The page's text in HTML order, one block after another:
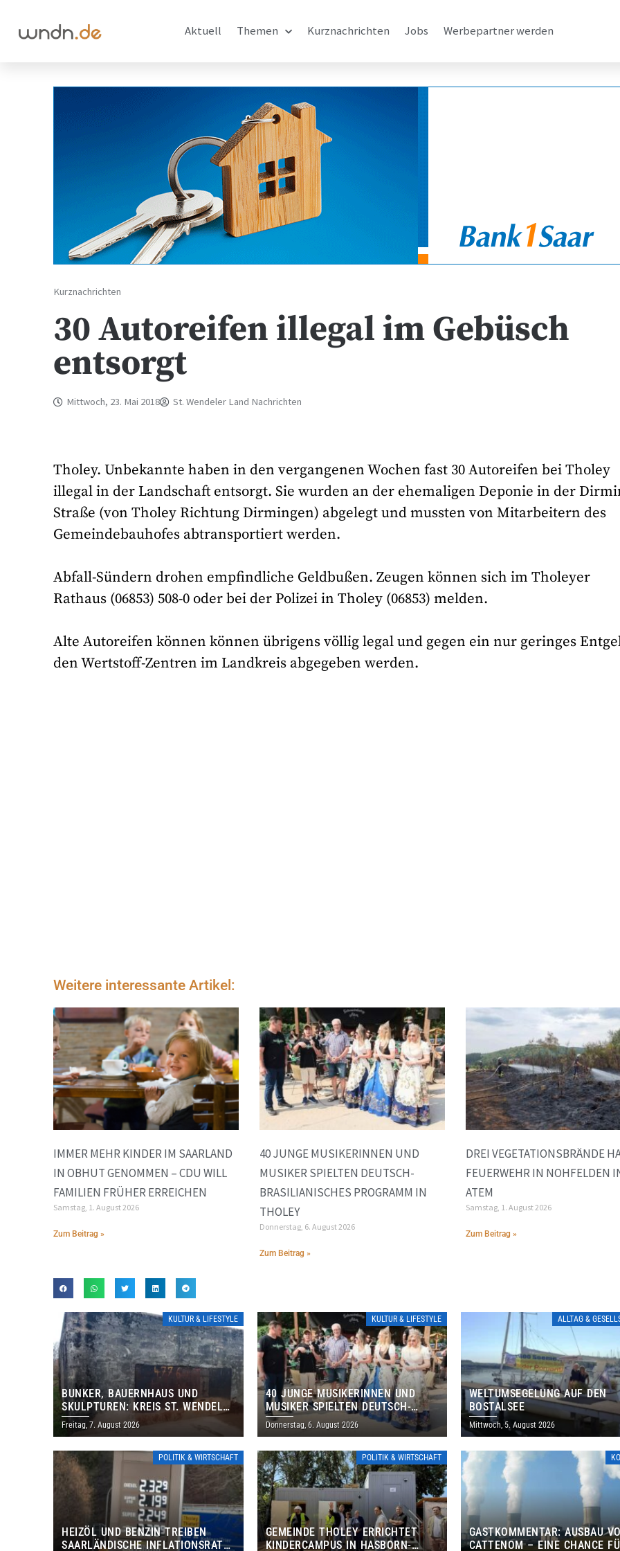
Aktuell Themen Kurznachrichten Jobs Werbepartner werden
Kurznachrichten
30 Autoreifen illegal im Gebüsch
entsorgt
Mittwoch, 23. Mai 2018 St. Wendeler Land Nachrichten
Tholey. Unbekannte haben in den vergangenen Wochen fast 30 Autoreifen bei Tholey
illegal in der Landschaft entsorgt. Sie wurden an der ehemaligen Deponie in der
Straße (von Tholey Richtung Dirmingen) abgelegt und mussten von Mitarbeitern des
Gemeindebauhofes abtransportiert werden.
Abfall-Sündern drohen empfindliche Geldbußen. Zeugen können sich im Tholeyer
Rathaus (06853) 508-0 oder bei der Polizei in Tholey (06853) melden.
Alte Autoreifen können können übrigens völlig legal und gegen ein nur geringes
den Wertstoff-Zentren im Landkreis abgegeben werden.
Weitere interessante Artikel:
IMMER MEHR KINDER IM SAARLAND
IN OBHUT GENOMMEN – CDU WILL
FAMILIEN FRÜHER ERREICHEN
Samstag, 1. August 2026
Zum Beitrag »
40 JUNGE MUSIKERINNEN UND
MUSIKER SPIELTEN DEUTSCH-
BRASILIANISCHES PROGRAMM IN
THOLEY
Donnerstag, 6. August 2026
Zum Beitrag »
DREI VEGETATIONSBRÄNDE
FEUERWEHR IN NOHFELDEN
ATEM
Samstag, 1. August 2026
Zum Beitrag »
KULTUR & LIFESTYLE
BUNKER, BAUERNHAUS UND
SKULPTUREN: KREIS ST. WENDEL
LÄDT ZUM TAG DES OFFENEN
DENKMALS EIN
Freitag, 7. August 2026
KULTUR & LIFESTYLE
40 JUNGE MUSIKERINNEN UND
MUSIKER SPIELTEN DEUTSCH-
BRASILIANISCHES PROGRAMM IN
THOLEY
Donnerstag, 6. August 2026
ALLTAG &
WELTUMSEGELUNG AUF DEN
BOSTALSEE
Mittwoch, 5. August 2026
POLITIK & WIRTSCHAFT
HEIZÖL UND BENZIN TREIBEN
SAARLÄNDISCHE INFLATIONSRATE
POLITIK & WIRTSCHAFT
GEMEINDE THOLEY ERRICHTET
KINDERCAMPUS IN HASBORN-
GASTKOMMENTAR: AUSBAU
CATTENOM – EINE CHANCE